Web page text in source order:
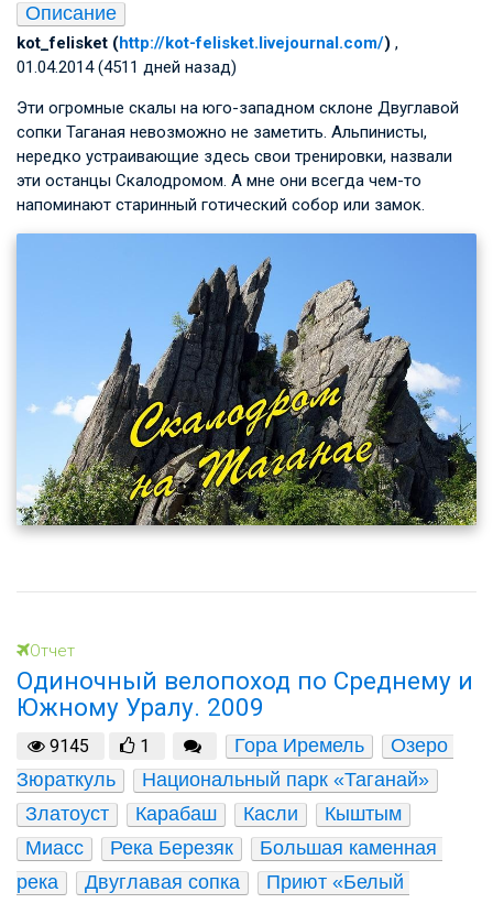
Описание
kot_felisket (http://kot-felisket.livejournal.com/) ,
01.04.2014 (4511 дней назад)
Эти огромные скалы на юго-западном склоне Двуглавой
сопки Таганая невозможно не заметить. Альпинисты,
нередко устраивающие здесь свои тренировки, назвали
эти останцы Скалодромом. А мне они всегда чем-то
напоминают старинный готический собор или замок.
Отчет
Одиночный велопоход по Среднему и
Южному Уралу. 2009
9145 1 Гора Иремель
Озеро
Зюраткуль
Национальный парк «Таганай»
Златоуст
Карабаш Касли
Кыштым
Миасс
Река Березяк
Большая каменная
река
Двуглавая сопка
Приют «Белый